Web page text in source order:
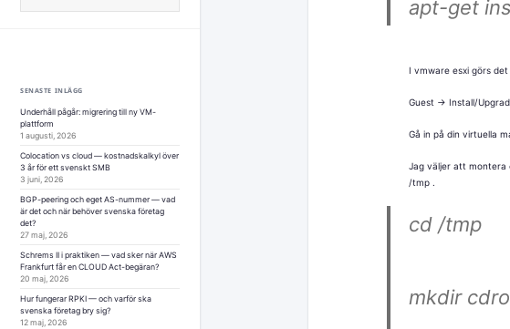
efter:
SENASTE INLÄGG
Underhåll pågår: migrering till ny VM-
plattform
1 augusti, 2026
Colocation vs cloud — kostnadskalkyl över
3 år för ett svenskt SMB
3 juni, 2026
BGP-peering och eget AS-nummer — vad
är det och när behöver svenska företag
det?
27 maj, 2026
Schrems II i praktiken — vad sker när AWS
Frankfurt får en CLOUD Act-begäran?
20 maj, 2026
Hur fungerar RPKI — och varför ska
svenska företag bry sig?
12 maj, 2026
apt-get
I vmware esxi görs
Guest -> Install/
Gå in på din virtuella
Jag väljer att montera
/tmp .
cd /tmp
mkdir